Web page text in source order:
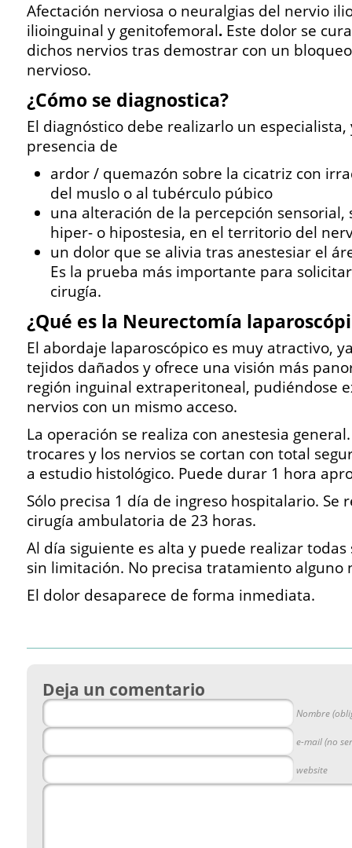
Afectación nerviosa o neuralgias del nervio
ilioinguinal y genitofemoral. Este dolor se
dichos nervios tras demostrar con un
nervioso.
¿Cómo se diagnostica?
El diagnóstico debe realizarlo un especialista,
presencia de
ardor / quemazón sobre la cicatriz con
del muslo o al tubérculo púbico
una alteración de la percepción sensorial,
hiper- o hipostesia, en el territorio del
un dolor que se alivia tras anestesiar el
Es la prueba más importante para
cirugía.
¿Qué es la Neurectomía
El abordaje laparoscópico es muy atractivo,
tejidos dañados y ofrece una visión más
región inguinal extraperitoneal, pudiéndose
nervios con un mismo acceso.
La operación se realiza con anestesia
trocares y los nervios se cortan con total
a estudio histológico. Puede durar 1 hora
Sólo precisa 1 día de ingreso hospitalario. Se
cirugía ambulatoria de 23 horas.
Al día siguiente es alta y puede realizar todas
sin limitación. No precisa tratamiento alguno
El dolor desaparece de forma inmediata.
Deja un comentario
Nombre
e-mail (no
website